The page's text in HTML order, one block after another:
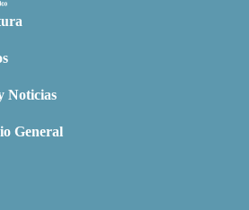
Noticias
General